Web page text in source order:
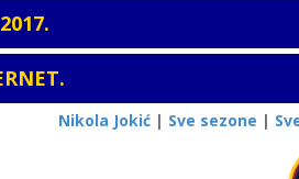
Nikola Jokić| Sve sezone |